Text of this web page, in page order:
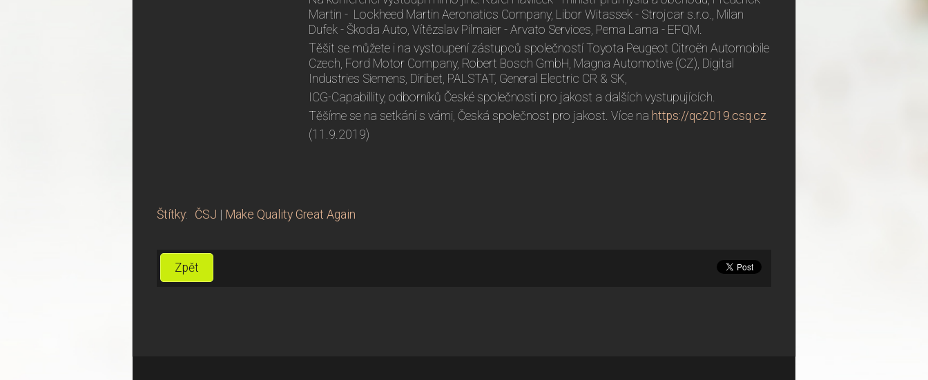
Martin - Lockheed Martin Aeronatics Company, Libor Witassek - Strojcar s.r.o., Milan
Dufek - Škoda Auto, Vítězslav Pilmaier - Arvato Services, Pema Lama - EFQM.
Těšit se můžete i na vystoupení zástupců společností Toyota Peugeot Citroën Automobile
Czech, Ford Motor Company, Robert Bosch GmbH, Magna Automotive (CZ), Digital
Industries Siemens, Diribet, PALSTAT, General Electric CR & SK,
ICG-Capabillity, odborníků České společnosti pro jakost a dalších vystupujících.
Těšíme se na setkání s vámi, Česká společnost pro jakost. Více na https://qc2019.csq.cz
(11.9.2019)
Štítky: ČSJ Make Quality Great Again
Zpět